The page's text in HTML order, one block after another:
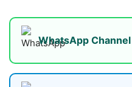
WhatsApp Channel